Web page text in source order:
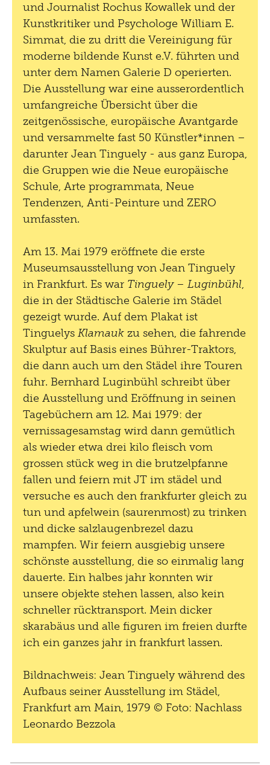
und Journalist Rochus Kowallek und der
Kunstkritiker und Psychologe William E.
Simmat, die zu dritt die Vereinigung für
moderne bildende Kunst e.V. führten und
unter dem Namen Galerie D operierten.
Die Ausstellung war eine ausserordentlich
umfangreiche Übersicht über die
zeitgenössische, europäische Avantgarde
und versammelte fast 50 Künstler*innen –
darunter Jean Tinguely - aus ganz Europa,
die Gruppen wie die Neue europäische
Schule, Arte programmata, Neue
Tendenzen, Anti-Peinture und ZERO
umfassten.
Am 13. Mai 1979 eröffnete die erste
Museumsausstellung von Jean Tinguely
in Frankfurt. Es war Tinguely – Luginbühl,
die in der Städtische Galerie im Städel
gezeigt wurde. Auf dem Plakat ist
Tinguelys Klamauk zu sehen, die fahrende
Skulptur auf Basis eines Bührer-Traktors,
die dann auch um den Städel ihre Touren
fuhr. Bernhard Luginbühl schreibt über
die Ausstellung und Eröffnung in seinen
Tagebüchern am 12. Mai 1979: der
vernissagesamstag wird dann gemütlich
als wieder etwa drei kilo fleisch vom
grossen stück weg in die brutzelpfanne
fallen und feiern mit JT im städel und
versuche es auch den frankfurter gleich zu
tun und apfelwein (saurenmost) zu trinken
und dicke salzlaugenbrezel dazu
mampfen. Wir feiern ausgiebig unsere
schönste ausstellung, die so einmalig lang
dauerte. Ein halbes jahr konnten wir
unsere objekte stehen lassen, also kein
schneller rücktransport. Mein dicker
skarabäus und alle figuren im freien durfte
ich ein ganzes jahr in frankfurt lassen.
Bildnachweis: Jean Tinguely während des
Aufbaus seiner Ausstellung im Städel,
Frankfurt am Main, 1979 © Foto: Nachlass
Leonardo Bezzola
Ok